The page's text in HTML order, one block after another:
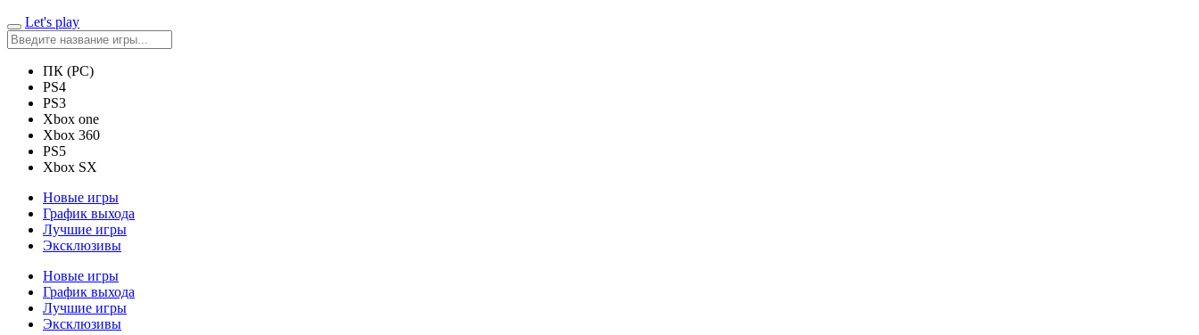
Let's play
ПК (PC)
PS4
PS3
Xbox one
Xbox 360
PS5
Xbox SX
Новые игры
График выхода
Лучшие игры
Эксклюзивы
Новые игры
График выхода
Лучшие игры
Эксклюзивы